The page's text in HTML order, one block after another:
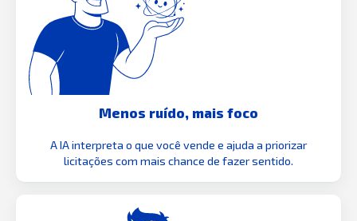
Menos ruído, mais foco
A IA interpreta o que você vende e ajuda a priorizar
licitações com mais chance de fazer sentido.